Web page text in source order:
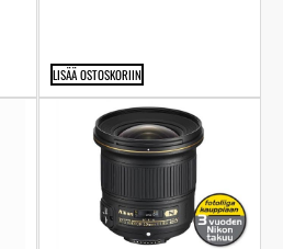
LISÄÄ OSTOSKORIIN